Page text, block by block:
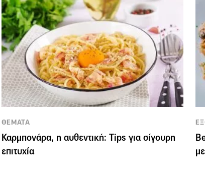
ΘΕΜΑΤΑ
Καρμπονάρα, η αυθεντική: Τips για σίγουρη
επιτυχία